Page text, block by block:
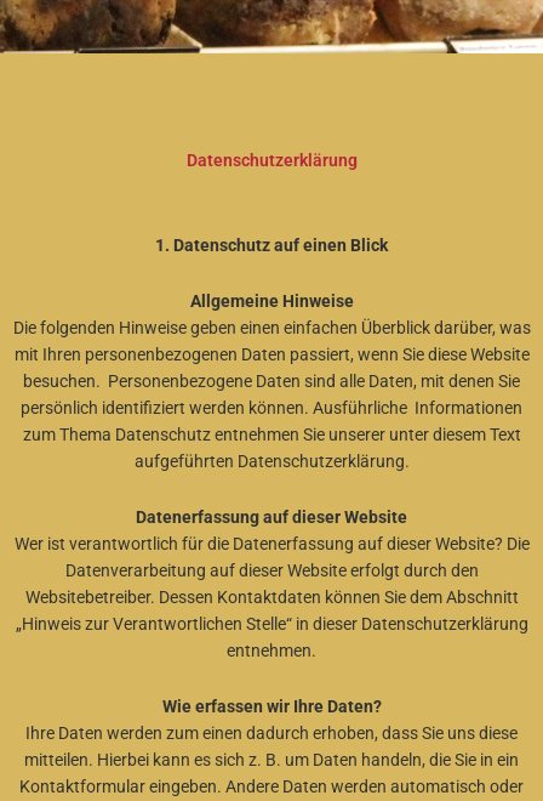
Datenschutzerklärung
1. Datenschutz auf einen Blick
Allgemeine Hinweise
Die folgenden Hinweise geben einen einfachen Überblick darüber, was
mit Ihren personenbezogenen Daten passiert, wenn Sie diese Website
besuchen. Personenbezogene Daten sind alle Daten, mit denen Sie
persönlich identifiziert werden können. Ausführliche Informationen
zum Thema Datenschutz entnehmen Sie unserer unter diesem Text
aufgeführten Datenschutzerklärung.
Datenerfassung auf dieser Website
Wer ist verantwortlich für die Datenerfassung auf dieser Website? Die
Datenverarbeitung auf dieser Website erfolgt durch den
Websitebetreiber. Dessen Kontaktdaten können Sie dem Abschnitt
„Hinweis zur Verantwortlichen Stelle“ in dieser Datenschutzerklärung
entnehmen.
Wie erfassen wir Ihre Daten?
Ihre Daten werden zum einen dadurch erhoben, dass Sie uns diese
mitteilen. Hierbei kann es sich z. B. um Daten handeln, die Sie in ein
Kontaktformular eingeben. Andere Daten werden automatisch oder